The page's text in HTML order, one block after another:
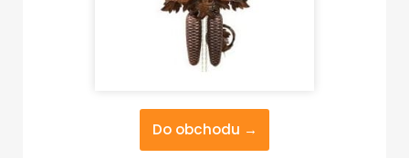
Do obchodu →